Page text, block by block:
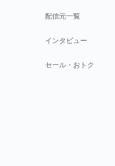
配信元一覧
インタビュー
セール・おトク